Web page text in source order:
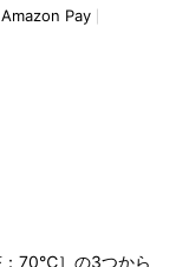
Amazon Pay
70℃］の3つから